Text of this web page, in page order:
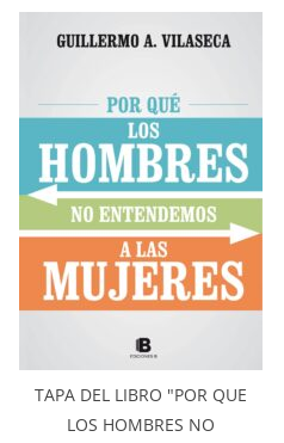
TAPA DEL LIBRO "POR QUE
LOS HOMBRES NO